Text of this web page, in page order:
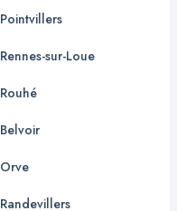
Pointvillers
Rennes-sur-Loue
Rouhé
Belvoir
Orve
Randevillers